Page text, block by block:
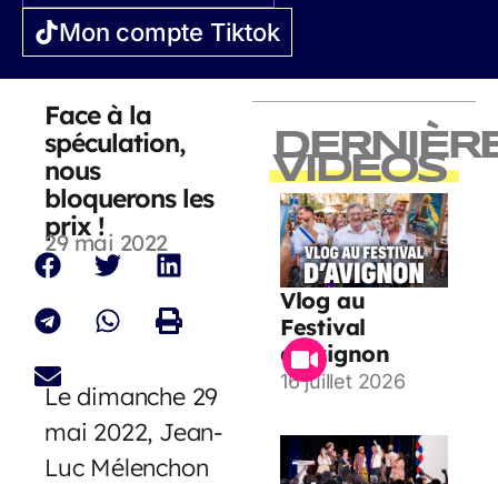
Mon compte Tiktok
Face à la
spéculation,
nous
bloquerons les
prix !
29 mai 2022
Le dimanche 29
mai 2022, Jean-
Luc Mélenchon
VIDEOS
Vlog au
Festival
d’Avignon
16 juillet 2026